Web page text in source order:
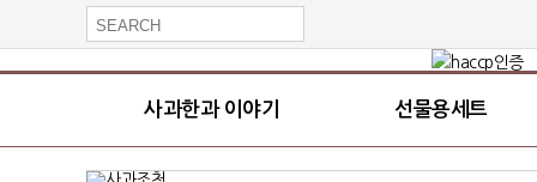
사과한과 이야기 선물용세트